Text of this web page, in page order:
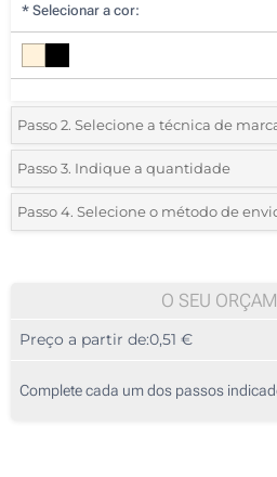
* Selecionar a cor:
Passo 2. Selecione a técnica de
*Selecione o tipo de marcação e as
1 Cor (Num lado)
Transferência digital a cores (Num
Passo 3. Indique a quantidade
*Quantidade mínima:25
50
125
Passo 4. Selecione o método de
O SEU
Preço a partir de:0,51 €
Complete cada um dos passos